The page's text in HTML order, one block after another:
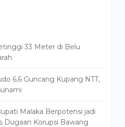
33 Meter di Belu
6,6 Guncang Kupang NTT,
Malaka Berpotensi jadi
Dugaan Korupsi Bawang